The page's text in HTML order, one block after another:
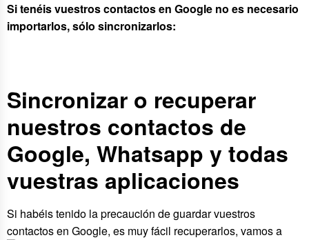
Si tenéis vuestros contactos en Google no es necesario
importarlos, sólo sincronizarlos:
Sincronizar o recuperar
nuestros contactos de
Google, Whatsapp y todas
vuestras aplicaciones
Si habéis tenido la precaución de guardar vuestros
contactos en Google, es muy fácil recuperarlos, vamos a